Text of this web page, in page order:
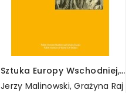
Sztuka Europy Wschodniej,
tom X
Jerzy Malinowski, Grażyna Raj